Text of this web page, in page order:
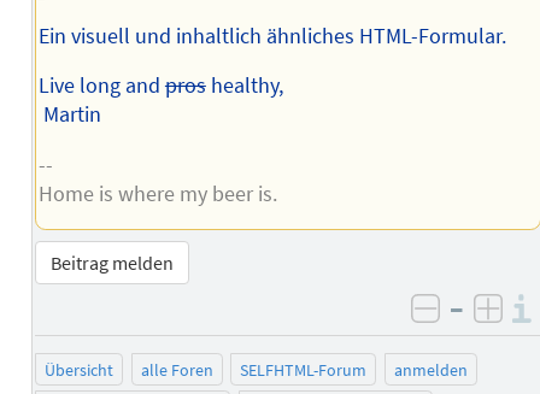
Ein visuell und inhaltlich ähnliches HTML-Formular.
Live long andproshealthy,
Martin
--
Home is where my beer is.
Beitrag melden
negativ
–
Übersicht alle Foren SELFHTML-Forum
anmelden